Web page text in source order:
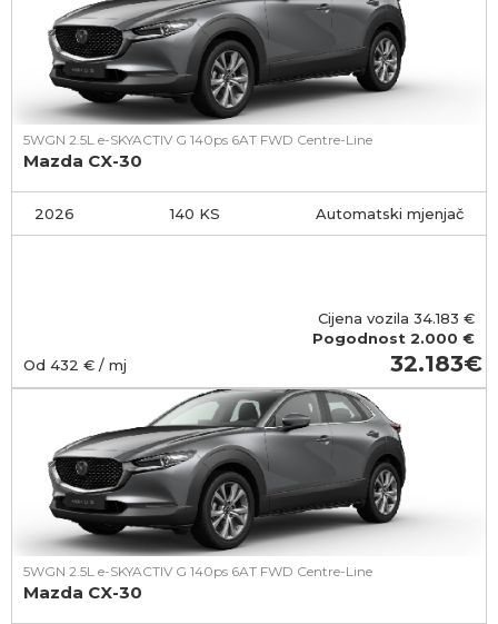
5WGN 2.5L e-SKYACTIV G 140ps 6AT FWD Centre-Line
Mazda CX-30
2026 140 KS Automatski mjenjač
Cijena vozila 34.183 €
Pogodnost 2.000 €
Od 432 € / mj 32.183
5WGN 2.5L e-SKYACTIV G 140ps 6AT FWD Centre-Line
Mazda CX-30